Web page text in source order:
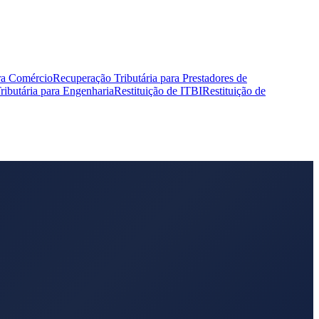
ComércioRecuperação Tributária para Prestadores de
para EngenhariaRestituição de ITBIRestituição de